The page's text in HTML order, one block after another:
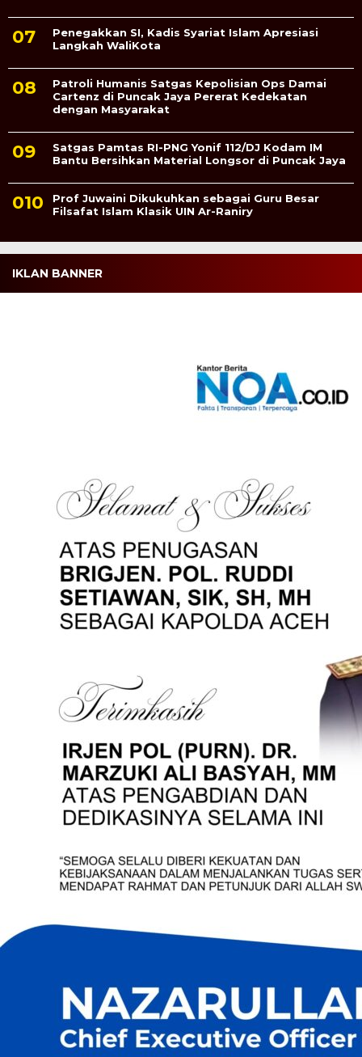
Penegakkan SI, Kadis Syariat Islam Apresiasi
Langkah WaliKota
Patroli Humanis Satgas Kepolisian Ops Damai
Cartenz di Puncak Jaya Pererat Kedekatan
dengan Masyarakat
Satgas Pamtas RI-PNG Yonif 112/DJ Kodam IM
Bantu Bersihkan Material Longsor di Puncak Jaya
Prof Juwaini Dikukuhkan sebagai Guru Besar
Filsafat Islam Klasik UIN Ar-Raniry
IKLAN BANNER